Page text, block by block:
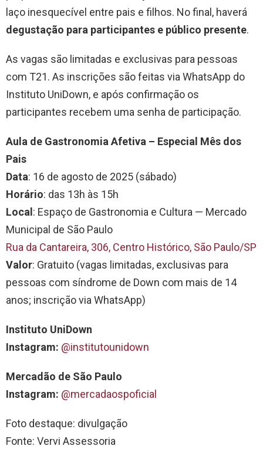
laço inesquecível entre pais e filhos. No final, haverá
degustação para participantes e público presente.
As vagas são limitadas e exclusivas para pessoas
com T21. As inscrições são feitas via WhatsApp do
Instituto UniDown, e após confirmação os
participantes recebem uma senha de participação.
Aula de Gastronomia Afetiva – Especial Mês dos
Pais
Data: 16 de agosto de 2025 (sábado)
Horário: das 13h às 15h
Local : Espaço de Gastronomia e Cultura — Mercado
Municipal de São Paulo
Rua da Cantareira, 306, Centro Histórico, São Paulo/SP
Valor: Gratuito (vagas limitadas, exclusivas para
pessoas com síndrome de Down com mais de 14
anos; inscrição via WhatsApp)
Instituto UniDown
Instagram: @institutounidown
Mercadão de São Paulo
Instagram: @mercadaospoficial
Foto destaque: divulgação
Fonte: Vervi Assessoria